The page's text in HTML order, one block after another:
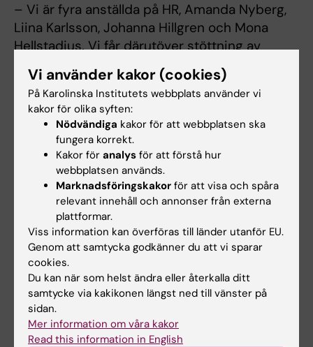
– Vi är fyra anställda på HR, Amanda Nyberg,
Liina Karlsson, Johanna Hillgren och Mona
Hellstadius. Vi får därutöver stöttning av
Ellinor Lind och Andreas Eklund med HR-
administration motsvarande 20% vardera,
Ellinor arbetar övrig tid på ARC.
Hur fördelar ni arbetet? Jobbar alla
med samma saker?
– Vi har alla kontaktmannaskap för några
avdelningar var. Detta för att vi ska vara
insatta i avdelningarnas specifika verksamhet
och behov. Därutöver har vi lite olika
specialistområden där vi har fördjupade
kunskaper. Exempelvis Amanda och Johanna
som arbetar med arbetsmiljöfrågor vid
institutionen.
Vi använder kakor (cookies)
På Karolinska Institutets webbplats använder vi
kakor för olika syften:
Nödvändiga kakor för att webbplatsen ska
fungera korrekt.
Kakor för analys för att förstå hur
webbplatsen används.
Marknadsföringskakor för att visa och spåra
relevant innehåll och annonser från externa
plattformar.
Viss information kan överföras till länder utanför EU.
Genom att samtycka godkänner du att vi sparar
cookies.
Du kan när som helst ändra eller återkalla ditt
samtycke via kakikonen längst ned till vänster på
sidan.
Mer information om våra kakor
Read this information in English